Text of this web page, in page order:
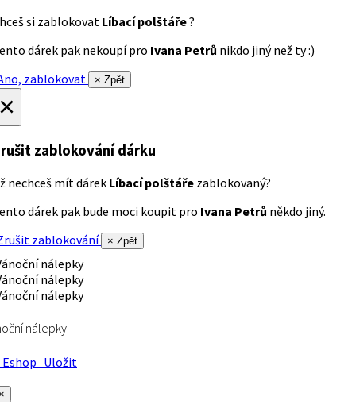
si zablokovat Líbací polštáře?
dárek pak nekoupí pro Ivana Petrů nikdo jiný než ty :)
zablokovat
× Zpět
zablokování dárku
nechceš mít dárek Líbací polštáře zablokovaný?
dárek pak bude moci koupit pro Ivana Petrů někdo jiný.
zablokování
× Zpět
nálepky
Uložit